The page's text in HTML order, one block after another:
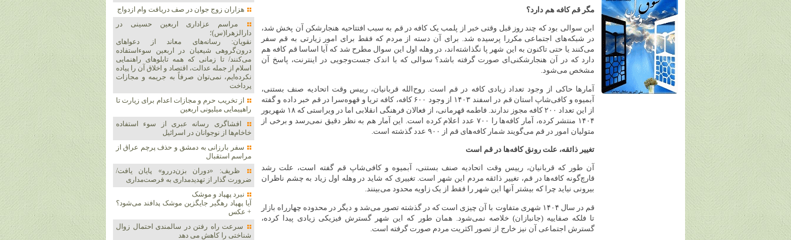
مگر قم کافه هم دارد؟
این سوالی بود که چند روز قبل وقتی خبر از پلمب یک کافه در قم به سبب افتتاحیه هنجارشکن آن پخش شد،
در شبکه‌های اجتماعی مکررا پرسیده شد. برای آن دسته از مردم که فقط برای امور زیارتی به قم سفر
می‌کنند یا حتی تاکنون به این شهر پا نگذاشته‌اند، در وهله اول این سوال مطرح شد که آیا اساسا قم کافه هم
دارد که در آن هنجارشکنی‌ای صورت گرفته باشد؟ سوالی که با اندک جست‌وجویی در اینترنت، پاسخ آن
مشخص می‌شود.
آمارها حاکی از وجود تعداد زیادی کافه در قم است. روح‌الله قربانیان، رییس وقت اتحادیه صنف بستنی،
آبمیوه و کافی‌شاپ استان قم در اسفند ۱۴۰۳ از وجود ۶۰۰ کافه، کافه تریا و قهوه‌سرا در قم خبر داده و گفته
از این تعداد ۲۰۰ کافه مجوز ندارند. فاطمه قهرمانی، از فعالان فرهنگی انقلابی اما در ویراستی که ۱۸ شهریور
۱۴۰۴ منتشر کرده، آمار کافه‌ها را ۷۰۰ عدد اعلام کرده است. این آمار هم به نظر دقیق نمی‌رسد و برخی از
متولیان امور در قم می‌گویند شمار کافه‌های قم از ۹۰۰ عدد گذشته است.
تغییر ذائقه، علت رونق کافه‌ها در قم است
آن ‌طور که قربانیان، رییس وقت اتحادیه صنف بستنی، آبمیوه و کافی‌شاپ قم گفته است، علت رشد
قارچ‌گونه کافه‌ها در قم، تغییر ذائقه مردم این شهر است. تغییری که شاید در وهله اول زیاد به چشم ناظران
بیرونی نیاید چرا که بیشتر آنها این شهر را فقط از یک زاویه محدود می‌بینند.
قم در سال ۱۴۰۴ شهری متفاوت با آن چیزی است که در گذشته تصور می‌شد و دیگر در محدوده چهارراه بازار
تا فلکه صفاییه (جانبازان) خلاصه نمی‌شود. همان طور که این شهر گسترش فیزیکی زیادی پیدا کرده،
گسترش اجتماعی آن نیز خارج از تصور اکثریت مردم صورت گرفته است.
هزاران زوج‌ جوان در صف دریافت وام ازدواج
مراسم عزاداری اربعین حسینی در
دارالزهرا(س)؛
نقویان: رسانه‌های معاند از دعواهای
درون‌گروهی شیعیان در اربعین سوءاستفاده
می‌کنند/ تا زمانی که همه تابلوهای راهنمایی
اسلام از جمله عدالت، اقتصاد و اخلاق آن را پیاده
نکرده‌ایم، نمی‌توان صرفاً به جریمه و مجازات
پرداخت
از تخریب حرم و مجازات اعدام برای زیارت تا
راهپیمایی میلیونی اربعین
افشاگری رسانه عبری از سوء استفاده
خاخام‌ها از نوجوانان در اسرائیل
سفر بارزانی به دمشق و حذف پرچم عراق از
مراسم استقبال
ظریف: «دوران بزن‌دررو» پایان یافت/
ضرورت گذار از تهدیدمداری به فرصت‌مداری
نبرد پهپاد و موشک‌
آیا پهپاد رهگیر جایگزین موشک‌ پدافند می‌شود؟
+ عکس
سرعت راه رفتن در سالمندی احتمال زوال
شناختی را کاهش می دهد